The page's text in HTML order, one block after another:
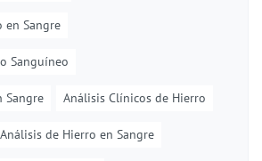
en Sangre
Sanguíneo
Sangre Análisis Clínicos de Hierro
de Hierro en Sangre